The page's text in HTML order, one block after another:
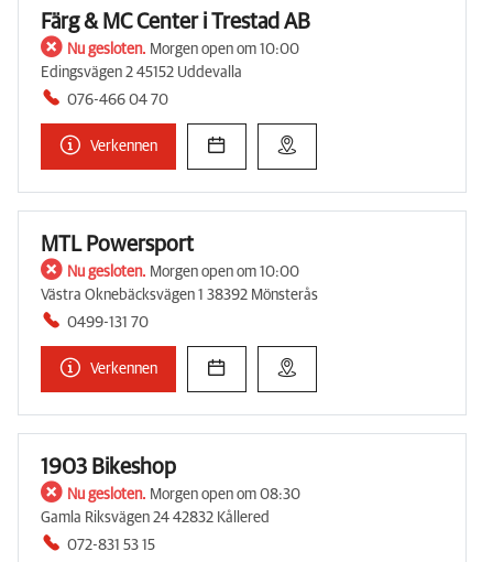
Färg & MC Center i Trestad AB
Nu gesloten. Morgen open om 10:00
Edingsvägen 2 45152 Uddevalla
076-466 04 70
Verkennen
MTL Powersport
Nu gesloten. Morgen open om 10:00
Västra Oknebäcksvägen 1 38392 Mönsterås
0499-131 70
Verkennen
1903 Bikeshop
Nu gesloten. Morgen open om 08:30
Gamla Riksvägen 24 42832 Kållered
072-831 53 15